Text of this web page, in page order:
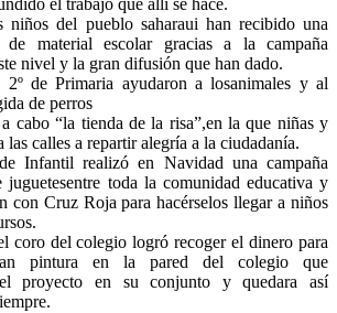
el trabajo que allí se hace.
niños del pueblo saharaui han recibido una
de material escolar gracias a la campaña
nivel y la gran difusión que han dado.
2º de Primaria ayudaron a losanimales y al
de perros
cabo “la tienda de la risa”,en la que niñas y
las calles a repartir alegría a la ciudadanía.
Infantil realizó en Navidad una campaña
juguetesentre toda la comunidad educativa y
con Cruz Roja para hacérselos llegar a niños
coro del colegio logró recoger el dinero para
pintura en la pared del colegio que
proyecto en su conjunto y quedara así